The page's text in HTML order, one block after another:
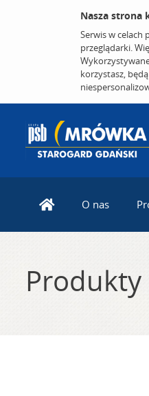
Nasza strona
Serwis w celach
przeglądarki.
korzystasz,
O nas
Produkty